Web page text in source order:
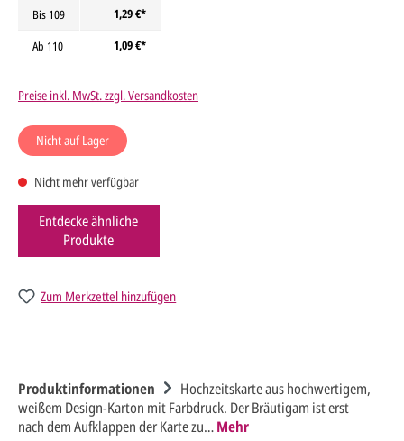
Bis 109
1,29 €*
Ab 110 1,09 €*
Preise inkl. MwSt. zzgl. Versandkosten
Nicht auf Lager
Nicht mehr verfügbar
Entdecke ähnliche
Produkte
Zum Merkzettel hinzufügen
Produktinformationen
Hochzeitskarte aus hochwertigem,
weißem Design-Karton mit Farbdruck. Der Bräutigam ist erst
nach dem Aufklappen der Karte zu…Mehr